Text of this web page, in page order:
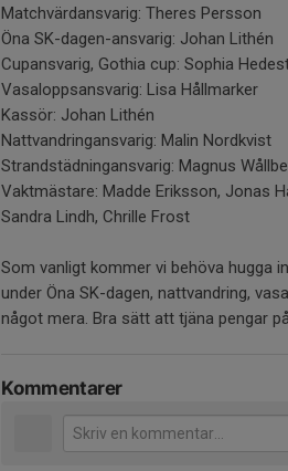
Matchvärdansvarig: Theres Persson
Öna SK-dagen-ansvarig: Johan Lithén
Cupansvarig, Gothia cup: Sophia
Vasaloppsansvarig: Lisa Hållmarker
Kassör: Johan Lithén
Nattvandringansvarig: Malin Nordkvist
Strandstädningansvarig: Magnus
Vaktmästare: Madde Eriksson, Jonas
Sandra Lindh, Chrille Frost
Som vanligt kommer vi behöva hugga
under Öna SK-dagen, nattvandring,
något mera. Bra sätt att tjäna pengar
Kommentarer